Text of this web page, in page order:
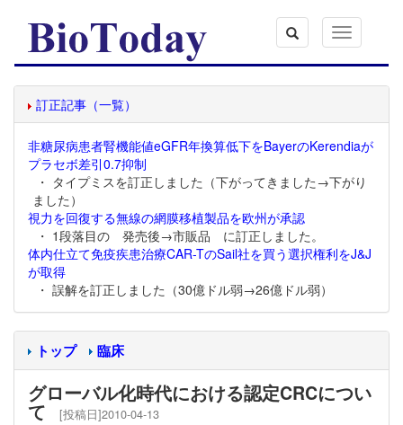
Toggle
navigation
訂正記事（一覧）
非糖尿病患者腎機能値eGFR年換算低下をBayerのKerendiaが
プラセボ差引0.7抑制
・ タイプミスを訂正しました（下がってきました→下がり
ました）
視力を回復する無線の網膜移植製品を欧州が承認
・ 1段落目の 発売後→市販品 に訂正しました。
体内仕立て免疫疾患治療CAR-TのSail社を買う選択権利をJ&J
が取得
・ 誤解を訂正しました（30億ドル弱→26億ドル弱）
トップ 臨床
グローバル化時代における認定CRCについ
て [投稿日]2010-04-13